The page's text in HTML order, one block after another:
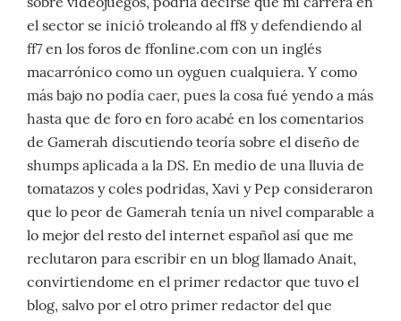
el sector se inició troleando al ff8 y defendiendo al
ff7 en los foros de ffonline.com con un inglés
macarrónico como un oyguen cualquiera. Y como
más bajo no podía caer, pues la cosa fué yendo a más
hasta que de foro en foro acabé en los comentarios
de Gamerah discutiendo teoría sobre el diseño de
shumps aplicada a la DS. En medio de una lluvia de
tomatazos y coles podridas, Xavi y Pep consideraron
que lo peor de Gamerah tenía un nivel comparable a
lo mejor del resto del internet español así que me
reclutaron para escribir en un blog llamado Anait,
convirtiendome en el primer redactor que tuvo el
blog, salvo por el otro primer redactor del que